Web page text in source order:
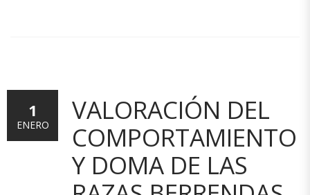
VALORACIÓN DEL
COMPORTAMIENTO
Y DOMA DE LAS
1
ENERO